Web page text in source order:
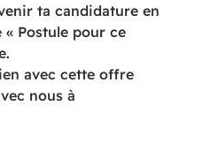
ta candidature en
Postule pour ce
avec cette offre
nous à